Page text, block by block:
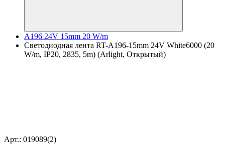
A196 24V 15mm 20 W/m
Светодиодная лента RT-A196-15mm 24V White6000 (20
W/m, IP20, 2835, 5m) (Arlight, Открытый)
Арт.: 019089(2)